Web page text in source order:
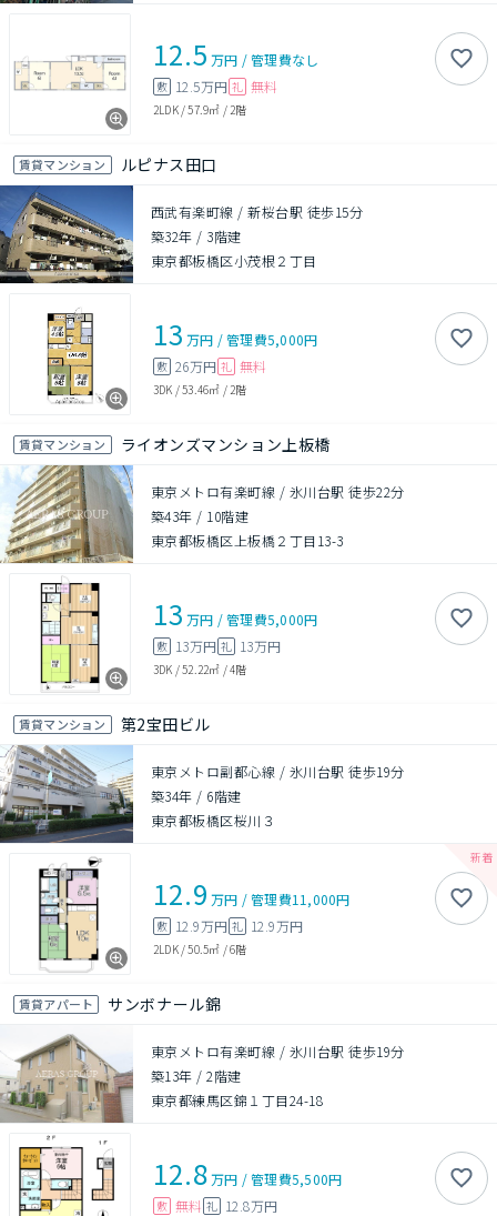
12.5 万円 /管理費なし
敷 12.5万円 礼 無料
2LDK/57.9㎡ / 2階
賃貸マンション ルピナス田口
西武有楽町線 / 新桜台駅 徒歩15分
築32年 / 3階建
東京都板橋区小茂根２丁目
13 万円 /管理費5,000円
敷 26万円 礼 無料
3DK /53.46㎡ / 2階
賃貸マンション ライオンズマンション上板橋
東京メトロ有楽町線 / 氷川台駅 徒歩22分
築43年 / 10階建
東京都板橋区上板橋２丁目13-3
13 万円 /管理費5,000円
敷 13万円 礼 13万円
3DK /52.22㎡ /4階
賃貸マンション 第2宝田ビル
東京メトロ副都心線 / 氷川台駅 徒歩19分
築34年 / 6階建
東京都板橋区桜川３
12.9 万円 /管理費11,000円
敷 12.9万円 礼 12.9万円
2LDK/50.5㎡ /6階
賃貸アパート サンボナール錦
東京メトロ有楽町線 / 氷川台駅 徒歩19分
築13年 /2階建
東京都練馬区錦１丁目24-18
12.8万円 /管理費5,500円
敷 無料 礼 12.8万円